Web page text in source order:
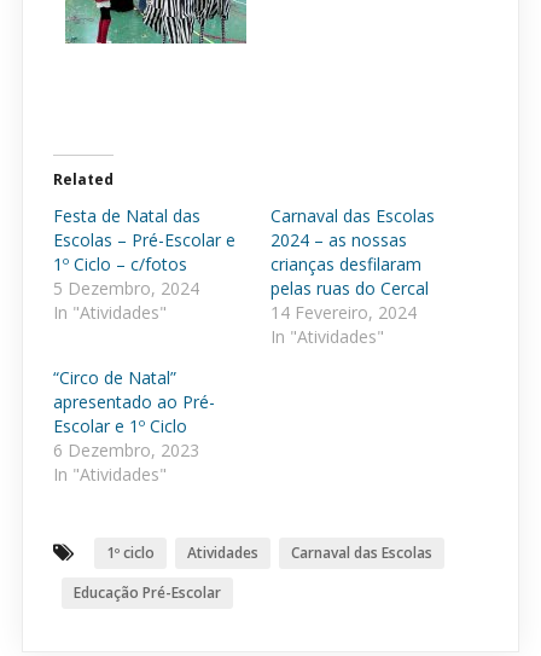
Related
Festa de Natal das
Escolas – Pré-Escolar e
1º Ciclo – c/fotos
5 Dezembro, 2024
In "Atividades"
Carnaval das Escolas
2024 – as nossas
crianças desfilaram
pelas ruas do Cercal
14 Fevereiro, 2024
In "Atividades"
“Circo de Natal”
apresentado ao Pré-
Escolar e 1º Ciclo
6 Dezembro, 2023
In "Atividades"
1º ciclo Atividades
Carnaval das Escolas
Educação Pré-Escolar